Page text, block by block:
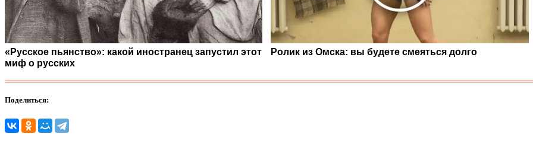
«Русское пьянство»: какой иностранец запустил этот
миф о русских
Ролик из Омска: вы будете смеяться долго
Поделиться: